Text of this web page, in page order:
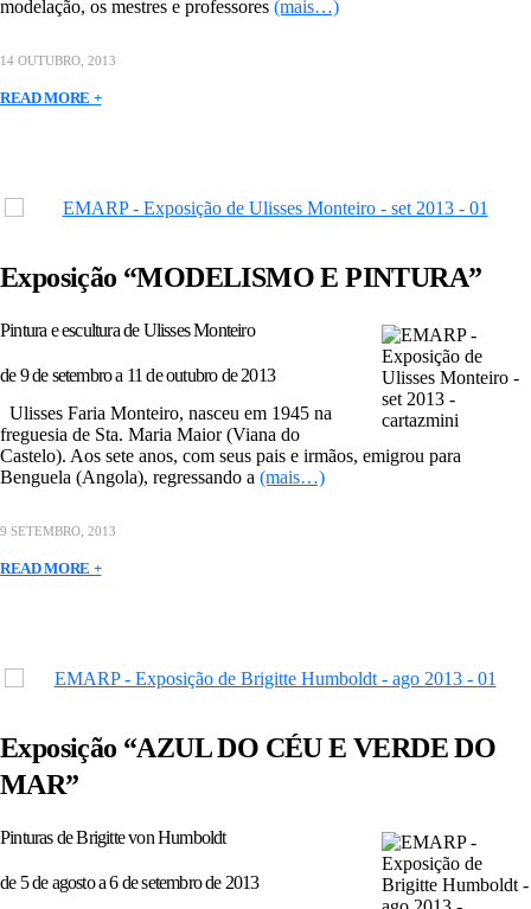
modelação, os mestres e professores (mais…)
14 OUTUBRO, 2013
READ MORE +
Exposição “MODELISMO E PINTURA”
Pintura e escultura de Ulisses Monteiro
de 9 de setembro a 11 de outubro de 2013
Ulisses Faria Monteiro, nasceu em 1945 na
freguesia de Sta. Maria Maior (Viana do
Castelo). Aos sete anos, com seus pais e irmãos, emigrou para
Benguela (Angola), regressando a (mais…)
9 SETEMBRO, 2013
READ MORE +
Exposição “AZUL DO CÉU E VERDE DO
MAR”
Pinturas de Brigitte von Humboldt
de 5 de agosto a 6 de setembro de 2013